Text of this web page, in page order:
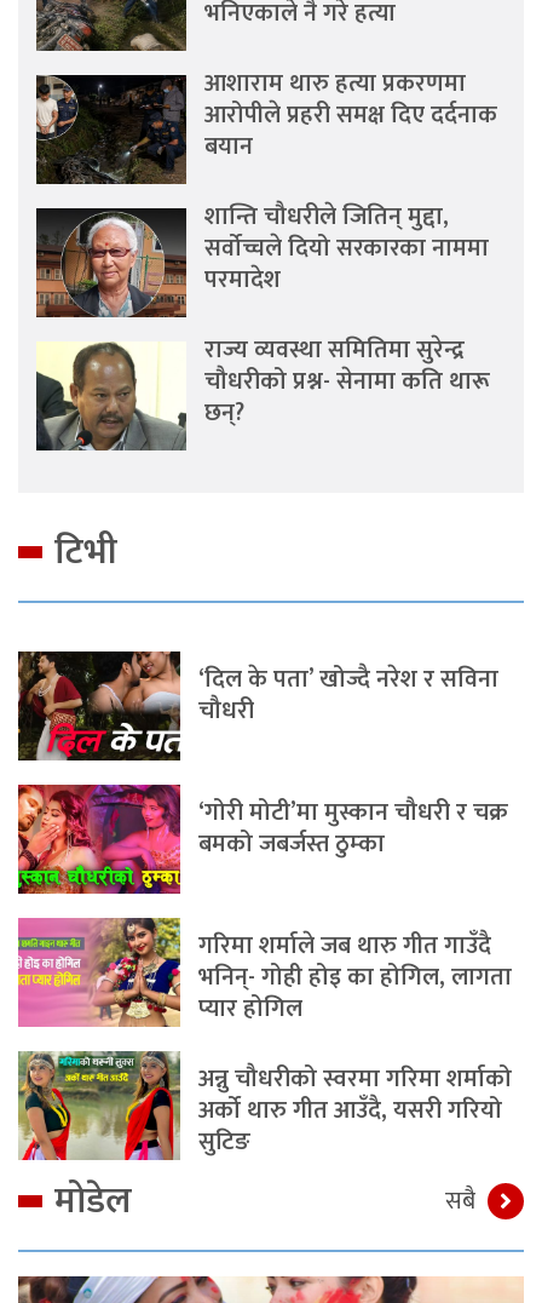
भनिएकाले नै गरे हत्या
आशाराम थारु हत्या प्रकरणमा
आरोपीले प्रहरी समक्ष दिए दर्दनाक
बयान
शान्ति चौधरीले जितिन् मुद्दा,
सर्वोच्चले दियो सरकारका नाममा
परमादेश
राज्य व्यवस्था समितिमा सुरेन्द्र
चौधरीको प्रश्न- सेनामा कति थारू
छन्?
टिभी
‘दिल के पता’ खोज्दै नरेश र सविना
चौधरी
‘गोरी मोटी’मा मुस्कान चौधरी र चक्र
बमको जबर्जस्त ठुम्का
गरिमा शर्माले जब थारु गीत गाउँदै
भनिन्- गोही होइ का होगिल, लागता
प्यार होगिल
अन्नु चौधरीको स्वरमा गरिमा शर्माको
अर्को थारु गीत आउँदै, यसरी गरियो
सुटिङ
मोडेल सबै